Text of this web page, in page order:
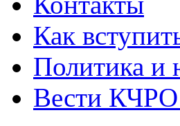
Как
Политика и
Вести